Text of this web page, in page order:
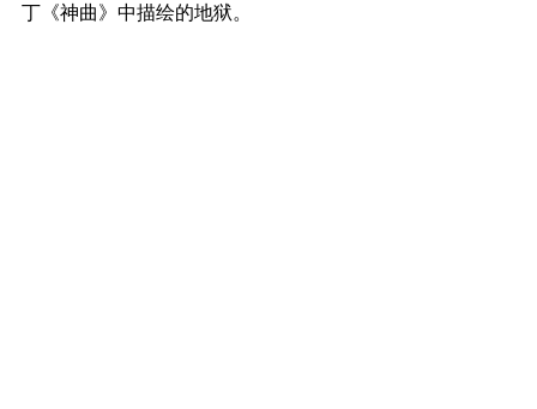
丁《神曲》中描绘的地狱。